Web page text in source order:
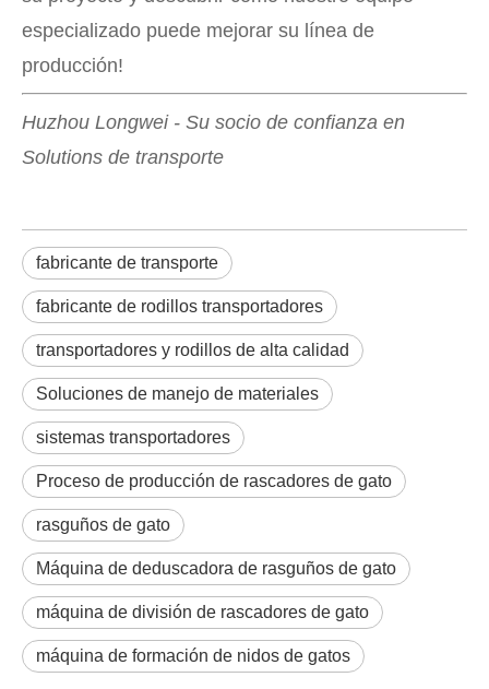
especializado puede mejorar su línea de
producción!
Huzhou Longwei - Su socio de confianza en
Solutions de transporte
fabricante de transporte
fabricante de rodillos transportadores
transportadores y rodillos de alta calidad
Soluciones de manejo de materiales
sistemas transportadores
Proceso de producción de rascadores de gato
rasguños de gato
Máquina de deduscadora de rasguños de gato
máquina de división de rascadores de gato
máquina de formación de nidos de gatos